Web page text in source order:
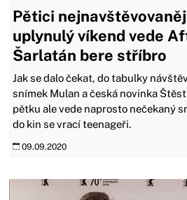
Pětici
uplynulý víkend vede
Šarlatán bere stříbro
Jak se dalo čekat, do tabulky
snímek Mulan a česká novinka
pětku ale vede naprosto nečekaný
do kin se vrací teenageři.
09.09.2020